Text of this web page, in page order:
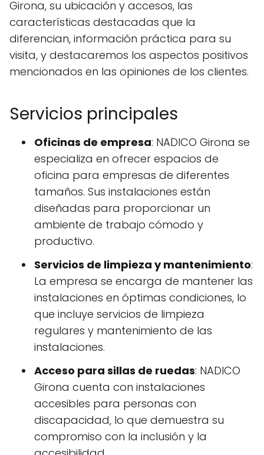
Girona, su ubicación y accesos, las
características destacadas que la
diferencian, información práctica para su
visita, y destacaremos los aspectos positivos
mencionados en las opiniones de los clientes.
Servicios principales
Oficinas de empresa: NADICO Girona se
especializa en ofrecer espacios de
oficina para empresas de diferentes
tamaños. Sus instalaciones están
diseñadas para proporcionar un
ambiente de trabajo cómodo y
productivo.
Servicios de limpieza y mantenimiento:
La empresa se encarga de mantener las
instalaciones en óptimas condiciones, lo
que incluye servicios de limpieza
regulares y mantenimiento de las
instalaciones.
Acceso para sillas de ruedas: NADICO
Girona cuenta con instalaciones
accesibles para personas con
discapacidad, lo que demuestra su
compromiso con la inclusión y la